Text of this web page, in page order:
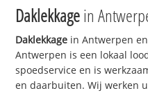
Daklekkagein
Daklekkage in Antwerpen
Antwerpen is een lokaal
spoedservice en is
en daarbuiten. Wij werken